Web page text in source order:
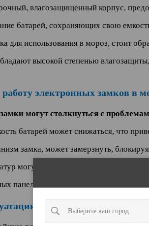
влагозащищенный корпус,
батарей, сохраняющих свою
для использования в мороз, стоит
высокой степенью
электронных замков в
могут столкнуться с
батарей может снижаться, что
замка, может замерзнуть,
могут привести к образованию
панелей могут некорректно
электронных замков в